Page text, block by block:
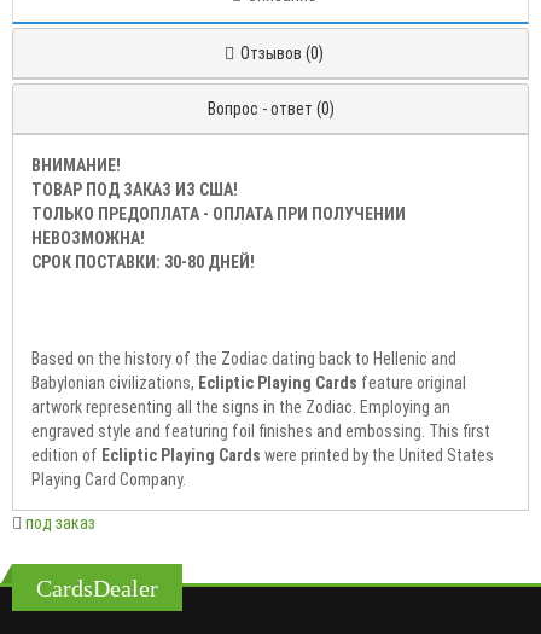
Отзывов (0)
Вопрос - ответ (0)
ВНИМАНИЕ!
ТОВАР ПОД ЗАКАЗ ИЗ США!
ТОЛЬКО ПРЕДОПЛАТА - ОПЛАТА ПРИ ПОЛУЧЕНИИ
НЕВОЗМОЖНА!
СРОК ПОСТАВКИ: 30-80 ДНЕЙ!
Based on the history of the Zodiac dating back to Hellenic and
Babylonian civilizations, Ecliptic Playing Cards feature original
artwork representing all the signs in the Zodiac. Employing an
engraved style and featuring foil finishes and embossing. This first
edition of Ecliptic Playing Cards were printed by the United States
Playing Card Company.
под заказ
CardsDealer